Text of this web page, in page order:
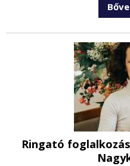
Ringató